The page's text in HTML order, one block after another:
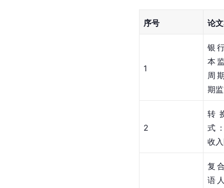
序号 论
1
银
本
周
期
2
转
式
收
复
语